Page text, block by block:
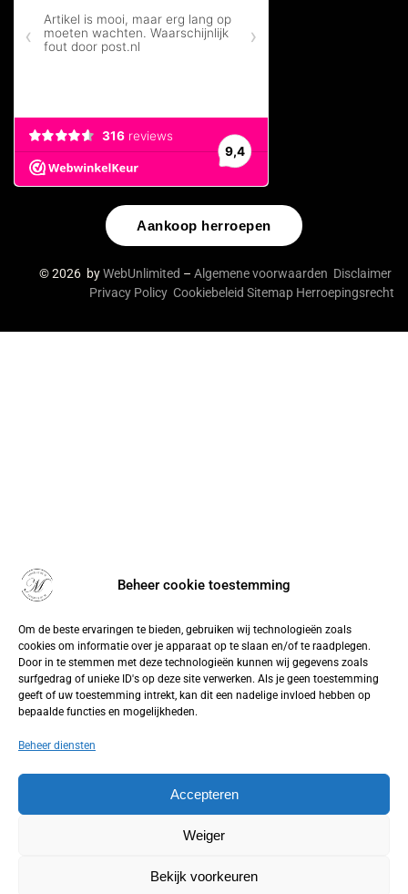
Beheer cookie toestemming
Om de beste ervaringen te bieden, gebruiken wij technologieën zoals
cookies om informatie over je apparaat op te slaan en/of te raadplegen.
Door in te stemmen met deze technologieën kunnen wij gegevens zoals
surfgedrag of unieke ID's op deze site verwerken. Als je geen toestemming
geeft of uw toestemming intrekt, kan dit een nadelige invloed hebben op
bepaalde functies en mogelijkheden.
Beheer diensten
Accepteren
Weiger
Bekijk voorkeuren
Aankoop herroepen
© 2026 byWebUnlimited – Algemene voorwaarden Disclaimer
Privacy Policy Cookiebeleid Sitemap Herroepingsrecht